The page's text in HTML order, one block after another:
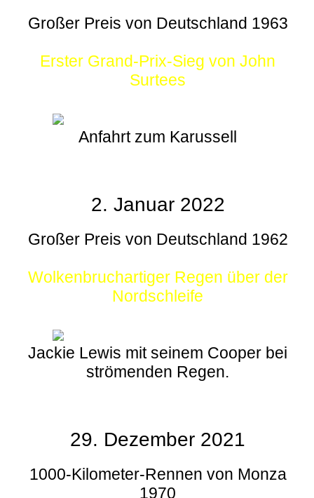
Großer Preis von Deutschland 1963
Erster Grand-Prix-Sieg von John
Surtees
Anfahrt zum Karussell
2. Januar 2022
Großer Preis von Deutschland 1962
Wolkenbruchartiger Regen über der
Nordschleife
Jackie Lewis mit seinem Cooper bei
strömenden Regen.
29. Dezember 2021
1000-Kilometer-Rennen von Monza
1970